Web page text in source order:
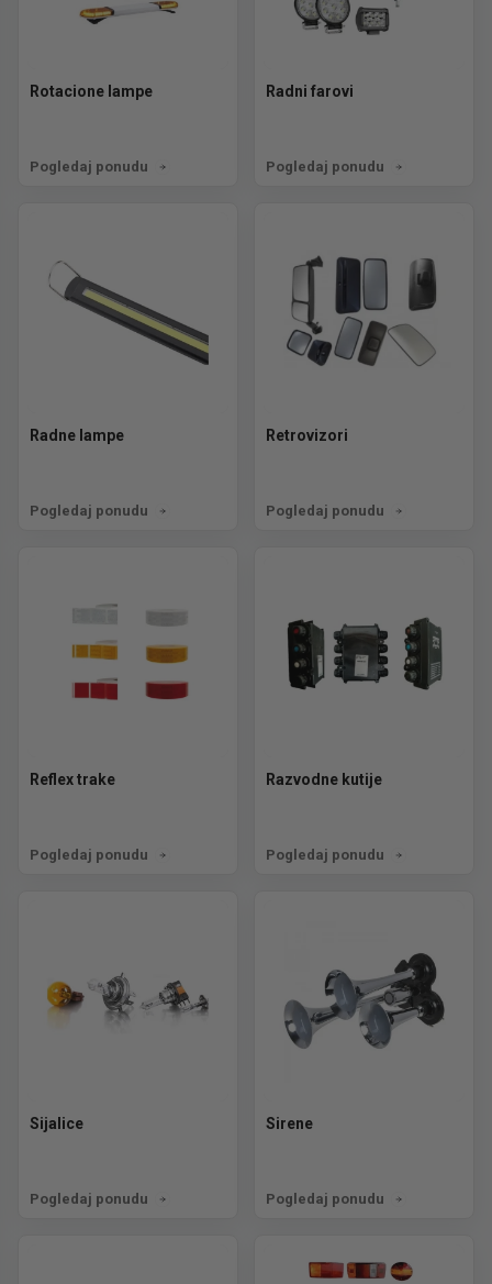
Rotacione lampe
Pogledaj ponudu
Radni farovi
Pogledaj ponudu
Radne lampe
Pogledaj ponudu
Retrovizori
Pogledaj ponudu
Reflex trake
Pogledaj ponudu
Razvodne kutije
Pogledaj ponudu
Sijalice
Pogledaj ponudu
Sirene
Pogledaj ponudu